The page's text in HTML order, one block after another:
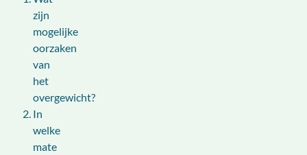
zijn
mogelijke
oorzaken
van
het
overgewicht?
In
welke
mate